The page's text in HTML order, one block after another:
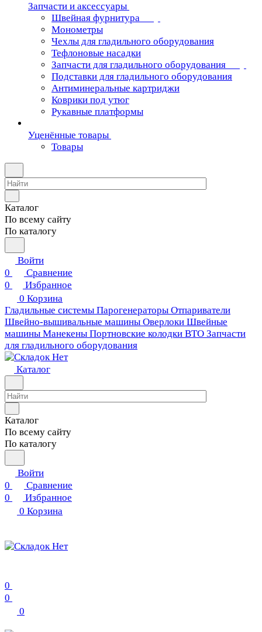
Запчасти и аксессуары
Швейная фурнитура
Монометры
Чехлы для гладильного оборудования
Тефлоновые насадки
Запчасти для гладильного оборудования
Подставки для гладильного оборудования
Антиминеральные картриджи
Коврики под утюг
Рукавные платформы
Уценённые товары
Товары
Каталог
По всему сайту
По каталогу
Войти
0
Сравнение
0
Избранное
0 Корзина
Гладильные системы Парогенераторы Отпариватели
Швейно-вышивальные машины Оверлоки Швейные
машины Манекены Портновские колодки ВТО Запчасти
для гладильного оборудования
Каталог
Каталог
По всему сайту
По каталогу
Войти
0
Сравнение
0
Избранное
0 Корзина
0
0
0